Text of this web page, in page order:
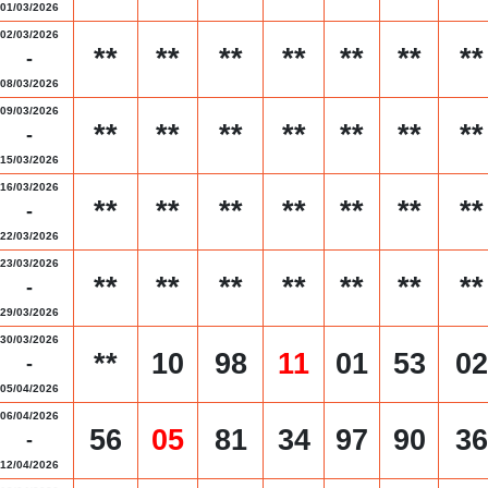
01/03/2026
02/03/2026
-
08/03/2026
** ** ** ** ** ** **
09/03/2026
-
15/03/2026
** ** ** ** ** ** **
16/03/2026
-
22/03/2026
** ** ** ** ** ** **
23/03/2026
-
29/03/2026
** ** ** ** ** ** **
30/03/2026
-
05/04/2026
** 10 98 11 01 53 02
06/04/2026
-
12/04/2026
56 05 81 34 97 90 36